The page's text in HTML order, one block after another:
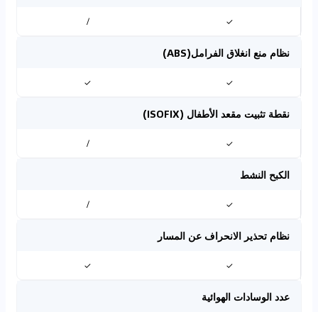
✓
/
نظام منع انغلاق الفرامل(ABS)
✓
✓
نقطة تثبيت مقعد الأطفال (ISOFIX)
✓
/
الكبح النشط
✓
/
نظام تحذير الانحراف عن المسار
✓
✓
عدد الوسادات الهوائية